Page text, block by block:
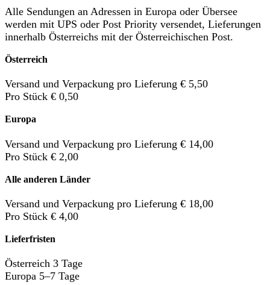
Alle Sendungen an Adressen in Europa oder Übersee
werden mit UPS oder Post Priority versendet, Lieferungen
innerhalb Österreichs mit der Österreichischen Post.
Österreich
Versand und Verpackung pro Lieferung € 5,50
Pro Stück € 0,50
Europa
Versand und Verpackung pro Lieferung € 14,00
Pro Stück € 2,00
Alle anderen Länder
Versand und Verpackung pro Lieferung € 18,00
Pro Stück € 4,00
Lieferfristen
Österreich 3 Tage
Europa 5–7 Tage